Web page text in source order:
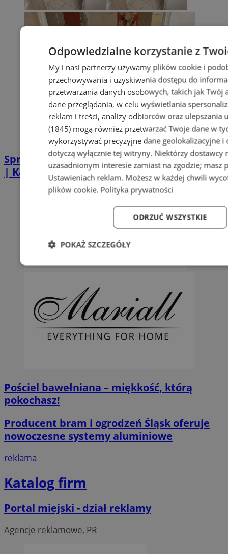
Sprzątanie po zgonie w Piekarach Śląskich
| Kastelnik
Pościel bawełniana – miękkość, którą
pokochasz!
Producent bram i ogrodzeń Śląsk oferuje
nowoczesne systemy aluminiowe
reklama
Katalog firm
Portal miejski - dział reklamy
Agencje reklamowe, PR
Odpowiedzialne korzystanie z
My i nasi partnerzy używamy plików cookie i
przechowywania i uzyskiwania dostępu do
przetwarzania danych osobowych, takich jak
dane przeglądania, w celu wyświetlania
reklam i treści, analizy odbiorców oraz ulepszania
(1845)mogą również przetwarzać Twoje dane w
wykorzystywać precyzyjne dane geolokalizacyjne
dotyczą wyłącznie tej witryny. Niektórzy dostawcy
uzasadnionym interesie zamiast na zgodzie; masz
Ustawieniach reklam. Możesz w każdej chwili
plików cookie. Polityka prywatności
ODRZUĆ WSZYSTKIE
POKAŻ SZCZEGÓŁY
Niezbędne Wydajność Targetowanie
Niezbędne Wydajność Targetowanie
Nazwa Provider/Domena
QeSessID piekaryslaskie.com.pl
VISITOR_PRIVACY_METADATA